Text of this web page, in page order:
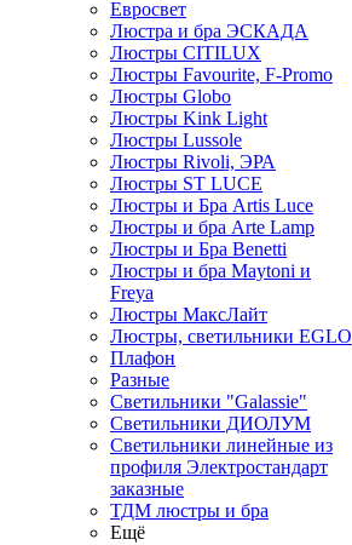
Евросвет
Люстра и бра ЭСКАДА
Люстры CITILUX
Люстры Favourite, F-Promo
Люстры Globo
Люстры Kink Light
Люстры Lussole
Люстры Rivoli, ЭРА
Люстры ST LUCE
Люстры и Бра Artis Luce
Люстры и бра Arte Lamp
Люстры и Бра Benetti
Люстры и бра Maytoni и
Freya
Люстры МаксЛайт
Люстры, светильники EGLO
Плафон
Разные
Светильники "Galassie"
Светильники ДИОЛУМ
Светильники линейные из
профиля Электростандарт
заказные
ТДМ люстры и бра
Ещё